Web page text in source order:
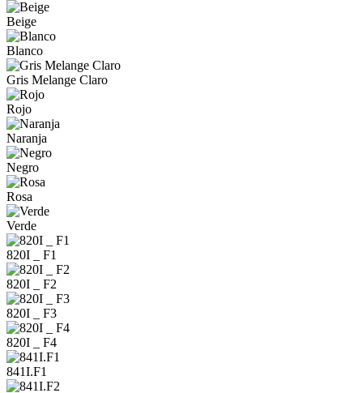
Beige
Blanco
Gris Melange Claro
Rojo
Naranja
Negro
Rosa
Verde
820I _ F1
820I _ F2
820I _ F3
820I _ F4
841I.F1